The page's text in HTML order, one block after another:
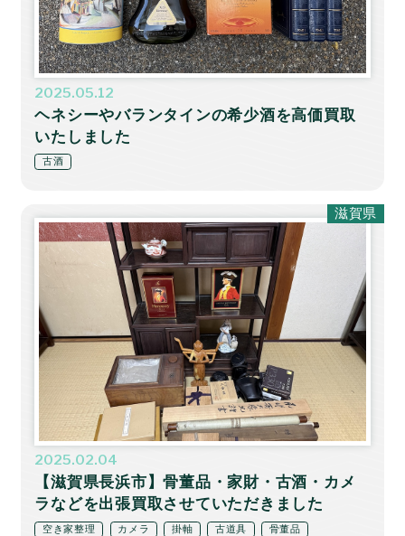
2025.05.12
ヘネシーやバランタインの希少酒を高価買取
いたしました
古酒
2025.02.04
【滋賀県長浜市】骨董品・家財・古酒・カメ
ラなどを出張買取させていただきました
空き家整理 カメラ 掛軸 古道具
骨董品
滋賀県